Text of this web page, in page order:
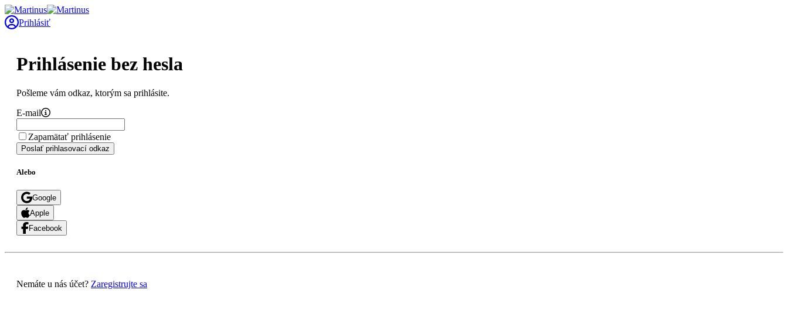
Prihlásiť
Prihlásenie bez hesla
Pošleme vám odkaz, ktorým sa prihlásite.
E-mail
Zapamätať prihlásenie
Poslať prihlasovací odkaz
Alebo
Google
Apple
Facebook
Nemáte u nás účet? Zaregistrujte sa